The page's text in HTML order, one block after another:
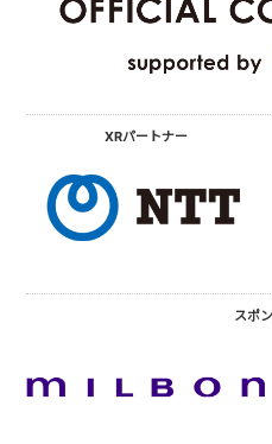
XRパートナー
スポ